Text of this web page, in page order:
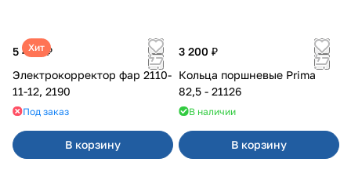
Хит
5 400 ₽
Электрокорректор фар 2110-
11-12, 2190
Под заказ
В корзину
3 200 ₽
Кольца поршневые Prima
82,5 - 21126
В наличии
В корзину